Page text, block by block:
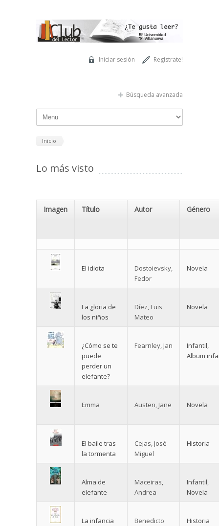
Regístrate!
Iniciar sesión
Búsqueda avanzada
Inicio
Lo más visto
Imagen Título Autor Género
El idiota
Dostoievsky,
Fedor
Novela
La gloria de
los niños
Díez, Luis
Mateo
Novela
¿Cómo se te
puede
perder un
elefante?
Fearnley, Jan Infantil,
Album
Emma Austen, Jane Novela
El baile tras
la tormenta
Cejas, José
Miguel
Historia
Alma de
elefante
Maceiras,
Andrea
Infantil,
Novela
La infancia
Benedicto
Historia